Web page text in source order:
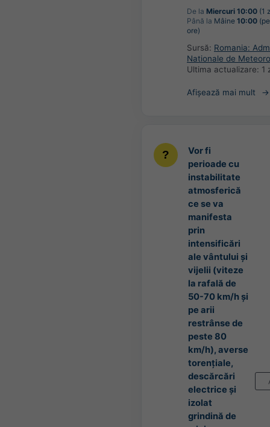
De la Miercuri 10:00 (1
Până la Mâine 10:00
ore)
Sursă: Romania:
Nationale de
Ultima actualizare: 1
Afișează mai mult
Vor fi
perioade cu
instabilitate
atmosferică
ce se va
manifesta
prin
intensificări
ale vântului și
vijelii (viteze
la rafală de
50-70 km/h și
pe arii
restrânse de
peste 80
km/h), averse
torențiale,
descărcări
electrice și
izolat
grindină de